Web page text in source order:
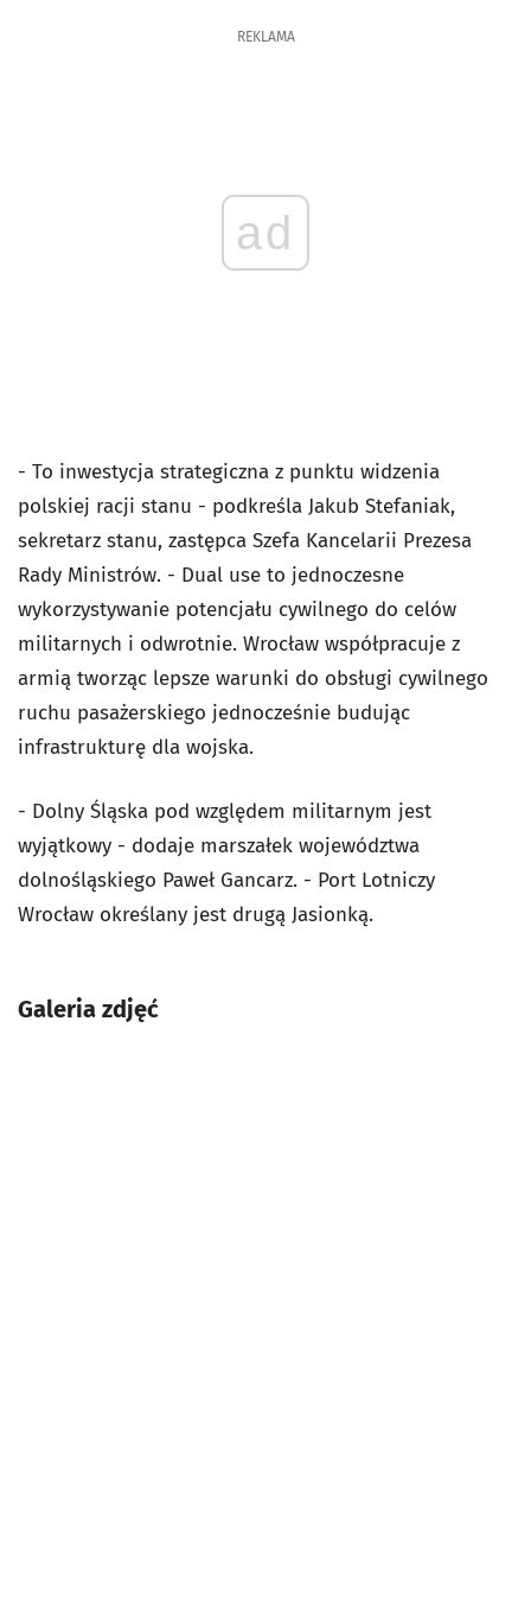
REKLAMA
ad
- To inwestycja strategiczna z punktu widzenia
polskiej racji stanu - podkreśla Jakub Stefaniak,
sekretarz stanu, zastępca Szefa Kancelarii Prezesa
Rady Ministrów. - Dual use to jednoczesne
wykorzystywanie potencjału cywilnego do celów
militarnych i odwrotnie. Wrocław współpracuje z
armią tworząc lepsze warunki do obsługi cywilnego
ruchu pasażerskiego jednocześnie budując
infrastrukturę dla wojska.
- Dolny Śląska pod względem militarnym jest
wyjątkowy - dodaje marszałek województwa
dolnośląskiego Paweł Gancarz. - Port Lotniczy
Wrocław określany jest drugą Jasionką.
Galeria zdjęć